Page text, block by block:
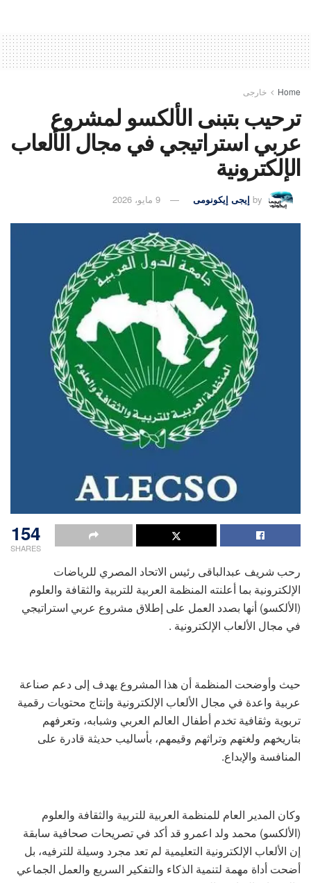
Home خارجى
ترحيب بتبنى الألكسو لمشروع
عربي استراتيجي في مجال الألعاب
الإلكترونية
by إيجى إيكونومى 9 مايو، 2026
154
SHARES
رحب شريف عبدالباقى رئيس الاتحاد المصري للرياضات
الإلكترونية بما أعلنته المنظمة العربية للتربية والثقافة والعلوم
(الألكسو) أنها بصدد العمل على إطلاق مشروع عربي استراتيجي
في مجال الألعاب الإلكترونية .
حيث وأوضحت المنظمة أن هذا المشروع يهدف إلى دعم صناعة
عربية واعدة في مجال الألعاب الإلكترونية وإنتاج محتويات رقمية
تربوية وثقافية تخدم أطفال العالم العربي وشبابه، وتعرفهم
بتاريخهم ولغتهم وتراثهم وقيمهم، بأساليب حديثة قادرة على
المنافسة والإبداع.
وكان المدير العام للمنظمة العربية للتربية والثقافة والعلوم
(الألكسو) محمد ولد اعمرو قد أكد في تصريحات صحافية سابقة
إن الألعاب الإلكترونية التعليمية لم تعد مجرد وسيلة للترفيه، بل
أضحت أداة مهمة لتنمية الذكاء والتفكير السريع والعمل الجماعي